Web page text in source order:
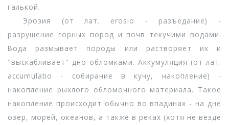
галькой.
Эрозия (от лат. erosio - разъедание) -
разрушение горных пород и почв текучими водами.
Вода размывает породы или растворяет их и
"выскабливает" дно обломками. Аккумуляция (от лат.
accumulatio - собирание в кучу, накопление) -
накопление рыхлого обломочного материала. Такое
накопление происходит обычно во впадинах - на дне
озер, морей, океанов, а также в реках (хотя не везде